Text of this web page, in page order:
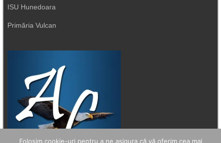
ISU Hunedoara
Primăria Vulcan
Folosim cookie-uri pentru a ne asigura că vă oferim cea mai